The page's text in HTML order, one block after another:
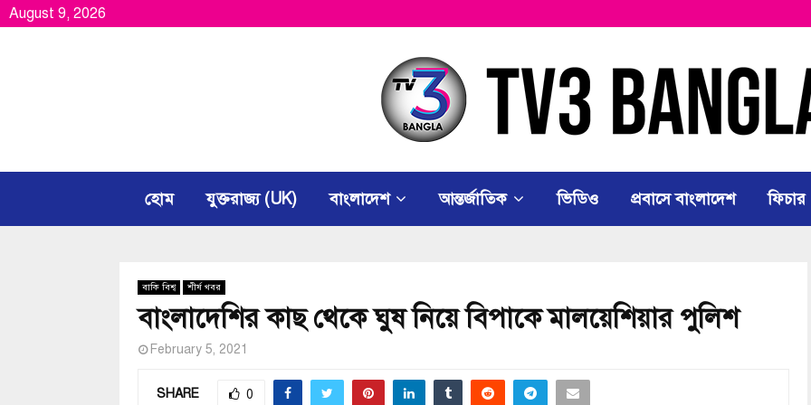
August 9, 2026
হোম যুক্তরাজ্য (UK) বাংলাদেশ আন্তর্জাতিক ভিডিও প্রবাসে বাংলাদেশ ফিচার
বাকি বিশ্ব শীর্ষ খবর
বাংলাদেশির কাছ থেকে ঘুষ নিয়ে বিপাকে মালয়েশিয়ার পুলিশ
February 5, 2021
SHARE 0